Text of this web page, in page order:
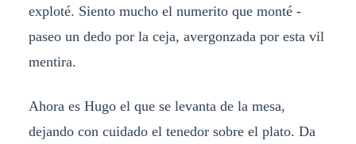
exploté. Siento mucho el numerito que monté -
paseo un dedo por la ceja, avergonzada por esta vil
mentira.
Ahora es Hugo el que se levanta de la mesa,
dejando con cuidado el tenedor sobre el plato. Da